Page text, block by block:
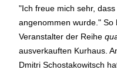
"Ich freue mich sehr,
angenommen wurde." So
Veranstalter der Reihe
ausverkauften Kurhaus.
Dmitri Schostakowitsch